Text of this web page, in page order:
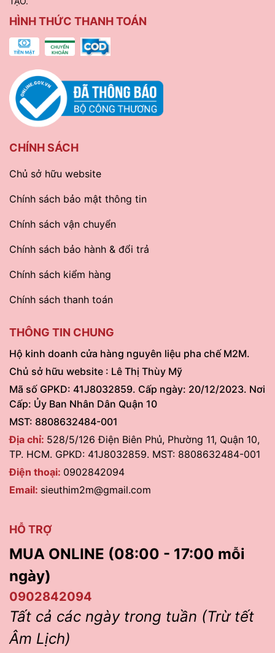
HÌNH THỨC THANH TOÁN
CHÍNH SÁCH
Chủ sở hữu website
Chính sách bảo mật thông tin
Chính sách vận chuyển
Chính sách bảo hành & đổi trả
Chính sách kiểm hàng
Chính sách thanh toán
THÔNG TIN CHUNG
Hộ kinh doanh cửa hàng nguyên liệu pha chế M2M.
Chủ sở hữu website : Lê Thị Thùy Mỹ
Mã số GPKD: 41J8032859. Cấp ngày: 20/12/2023. Nơi
Cấp: Ủy Ban Nhân Dân Quận 10
MST: 8808632484-001
Địa chỉ: 528/5/126 Điện Biên Phủ, Phường 11, Quận 10,
TP. HCM. GPKD: 41J8032859. MST: 8808632484-001
Điện thoại: 0902842094
Email: sieuthim2m@gmail.com
HỖ TRỢ
MUA ONLINE (08:00 - 17:00 mỗi
ngày)
0902842094
Tất cả các ngày trong tuần (Trừ tết
Âm Lịch)